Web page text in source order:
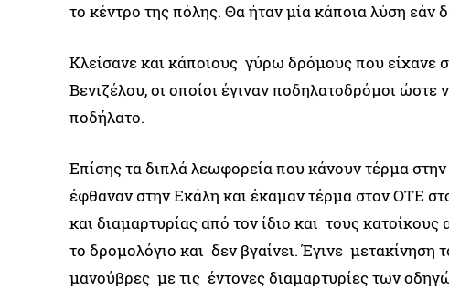
το κέντρο της πόλης. Θα ήταν μία κάποια λύση εάν
Κλείσανε και κάποιους γύρω δρόμους που είχανε
Βενιζέλου, οι οποίοι έγιναν ποδηλατοδρόμοι
ποδήλατο.
Επίσης τα διπλά λεωφορεία που κάνουν τέρμα
έφθαναν στην Εκάλη και έκαμαν τέρμα στον ΟΤΕ
και διαμαρτυρίας από τον ίδιο και τους
το δρομολόγιο και δεν βγαίνει. Έγινε
μανούβρες με τις έντονες διαμαρτυρίες των